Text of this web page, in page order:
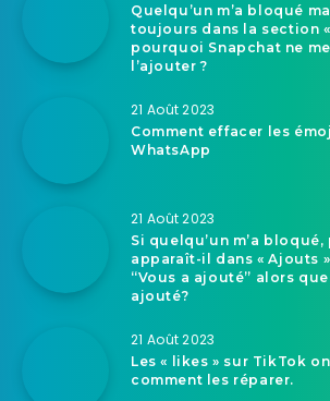
Quelqu’un m’a bloqué
toujours dans la section
pourquoi Snapchat ne
l’ajouter ?
21 Août 2023
Comment effacer les
WhatsApp
21 Août 2023
Si quelqu’un m’a
apparaît-il dans « Ajouts
“Vous a ajouté” alors
ajouté?
21 Août 2023
Les « likes » sur TikTok
comment les réparer.